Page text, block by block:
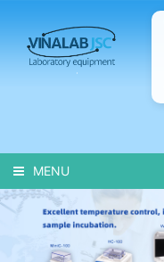
MENU